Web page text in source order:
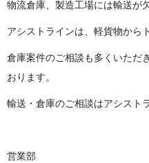
物流倉庫、製造工場には輸送が欠
アシストラインは、軽貨物からト
倉庫案件のご相談も多くいただ
お り ま す 。
輸送・倉庫のご相談はアシストラ
営 業 部